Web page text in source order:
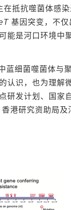
抵抗噬菌体感
基因突变，不仅
能是河口环境中
蓝细菌噬菌体与
认识，也为理解
研发计划、国家
港研究资助局及